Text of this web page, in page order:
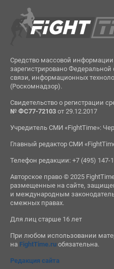
Средство массовой информации
зарегистрировано
связи, информационных
(Роскомнадзор).
Свидетельство о регистрации
№ ФС77-72103от 29.12.2017
Учредитель СМИ «FightTime»:
Главный редактор СМИ
Телефон редакции: +7 (495) 147-
Авторское право © 2025
размещенные на сайте,
и международным
смежных правах.
Для лиц старше 16 лет
При любом использовании
на FightTime.ruобязательна.
Редакция сайта